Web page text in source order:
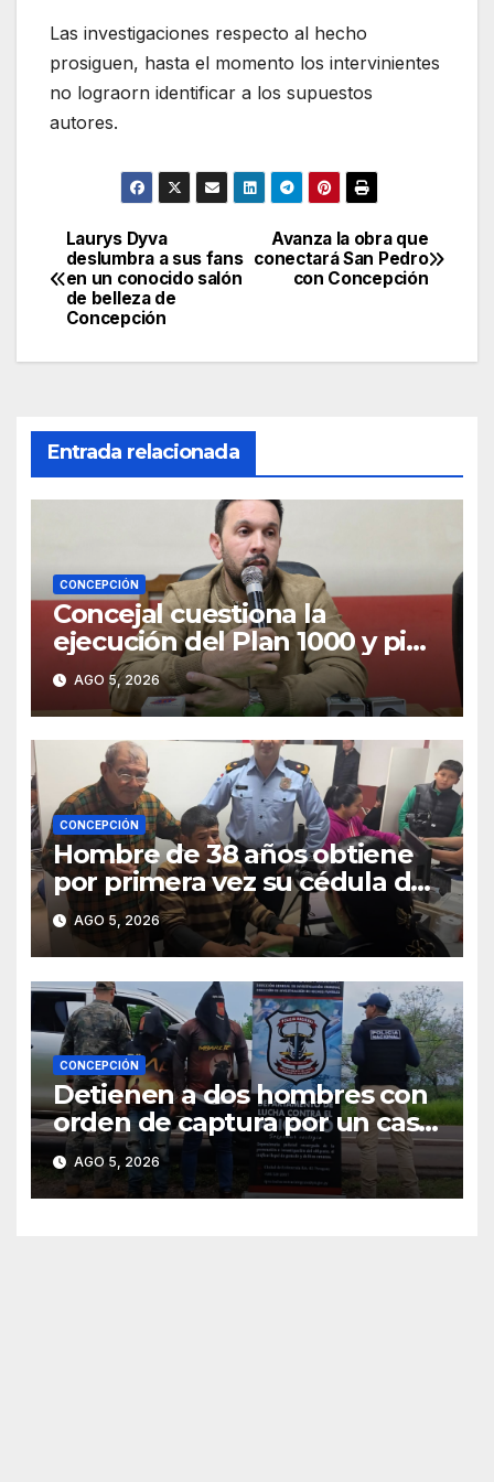
Las investigaciones respecto al hecho
prosiguen, hasta el momento los intervinientes
no lograorn identificar a los supuestos
autores.
Navegación
de
entradas
Avanza la obra que
conectará San Pedro
con Concepción
Laurys Dyva
deslumbra a sus fans
en un conocido salón
de belleza de
Concepción
Entrada relacionada
CONCEPCIÓN
Concejal cuestiona la
ejecución del Plan 1000 y pide
mayor participación del
municipio
AGO 5, 2026
CONCEPCIÓN
Hombre de 38 años obtiene
por primera vez su cédula de
identidad en Concepción
AGO 5, 2026
CONCEPCIÓN
Detienen a dos hombres con
orden de captura por un caso
de abigeato
AGO 5, 2026